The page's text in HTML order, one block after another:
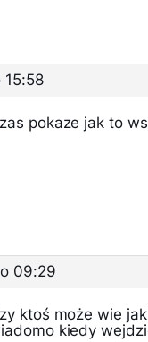
pokaze jak to
09:29
ktoś może wie
kiedy